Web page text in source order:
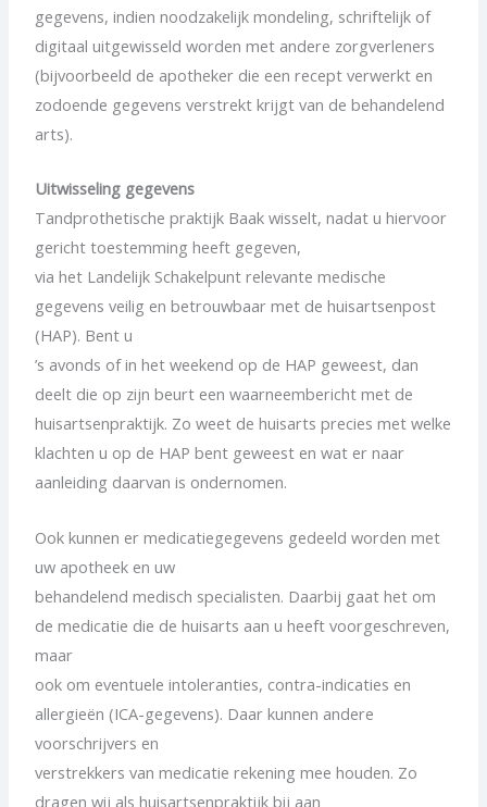
gegevens, indien noodzakelijk mondeling, schriftelijk of
digitaal uitgewisseld worden met andere zorgverleners
(bijvoorbeeld de apotheker die een recept verwerkt en
zodoende gegevens verstrekt krijgt van de behandelend
arts).
Uitwisseling gegevens
Tandprothetische praktijk Baak wisselt, nadat u hiervoor
gericht toestemming heeft gegeven,
via het Landelijk Schakelpunt relevante medische
gegevens veilig en betrouwbaar met de huisartsenpost
(HAP). Bent u
’s avonds of in het weekend op de HAP geweest, dan
deelt die op zijn beurt een waarneembericht met de
huisartsenpraktijk. Zo weet de huisarts precies met welke
klachten u op de HAP bent geweest en wat er naar
aanleiding daarvan is ondernomen.
Ook kunnen er medicatiegegevens gedeeld worden met
uw apotheek en uw
behandelend medisch specialisten. Daarbij gaat het om
de medicatie die de huisarts aan u heeft voorgeschreven,
maar
ook om eventuele intoleranties, contra-indicaties en
allergieën (ICA-gegevens). Daar kunnen andere
voorschrijvers en
verstrekkers van medicatie rekening mee houden. Zo
dragen wij als huisartsenpraktijk bij aan